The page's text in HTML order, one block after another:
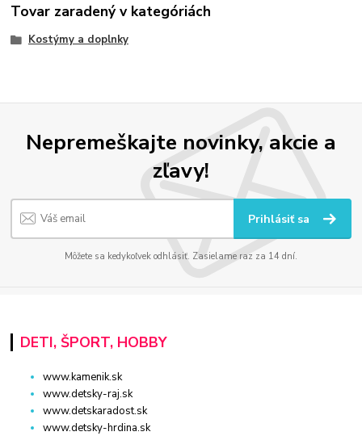
Tovar zaradený v kategóriách
Kostýmy a doplnky
Nepremeškajte novinky, akcie a
zľavy!
Prihlásiť sa
Môžete sa kedykoľvek odhlásiť. Zasielame raz za 14 dní.
DETI, ŠPORT, HOBBY
www.kamenik.sk
www.detsky-raj.sk
www.detskaradost.sk
www.detsky-hrdina.sk